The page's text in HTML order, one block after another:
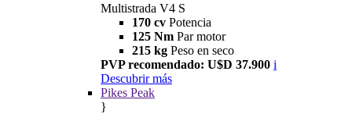
Multistrada V4 S
170 cv Potencia
125 Nm Par motor
215 kg Peso en seco
PVP recomendado: U$D 37.900 i
Descubrir más
Pikes Peak
}